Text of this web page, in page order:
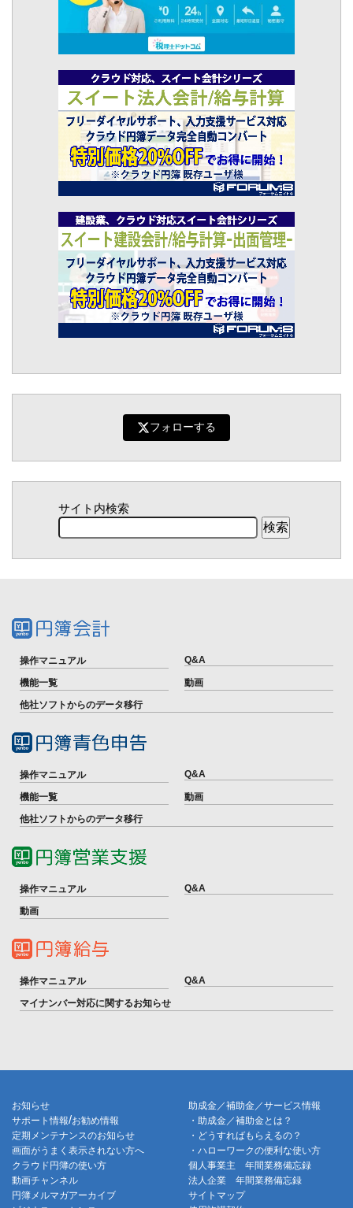
フォローする
サイト内検索
操作マニュアル Q&A
機能一覧
動画
他社ソフトからのデータ移行
操作マニュアル Q&A
機能一覧
動画
他社ソフトからのデータ移行
操作マニュアル Q&A
動画
操作マニュアル Q&A
マイナンバー対応に関するお知らせ
お知らせ
サポート情報/お勧め情報
定期メンテナンスのお知らせ
画面がうまく表示されない方へ
クラウド円簿の使い方
動画チャンネル
円簿メルマガアーカイブ
助成金／補助金／サービス情報
・助成金／補助金とは？
・どうすればもらえるの？
・ハローワークの便利な使い方
個人事業主 年間業務備忘録
法人企業 年間業務備忘録
サイトマップ